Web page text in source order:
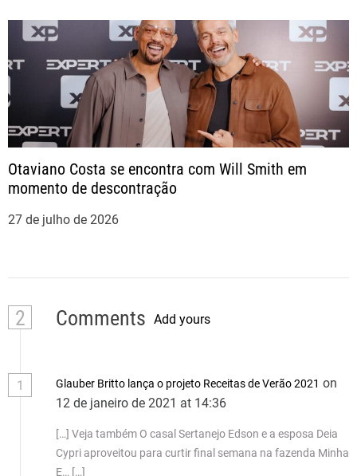
Otaviano Costa se encontra com Will Smith em
momento de descontração
27 de julho de 2026
2 Comments Add yours
1 Glauber Britto lança o projeto Receitas de Verão 2021 on
12 de janeiro de 2021 at 14:36
[…] Veja também O casal Sertanejo Edson e a esposa Deia
Cypri aproveitou para curtir final semana na fazenda Minha
E… […]